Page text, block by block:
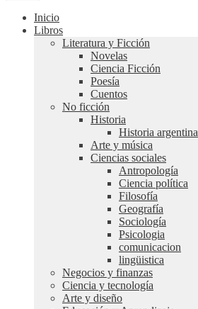
Inicio
Libros
Literatura y Ficción
Novelas
Ciencia Ficción
Poesía
Cuentos
No ficción
Historia
Historia argentina
Arte y música
Ciencias sociales
Antropología
Ciencia política
Filosofía
Geografía
Sociología
Psicologia
comunicacion
lingüistica
Negocios y finanzas
Ciencia y tecnología
Arte y diseño